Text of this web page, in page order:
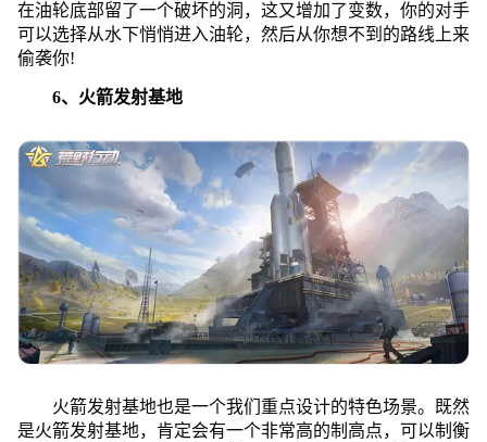
在油轮底部留了一个破坏的洞，这又增加了变数，你的对手
可以选择从水下悄悄进入油轮，然后从你想不到的路线上来
偷袭你!
6、火箭发射基地
火箭发射基地也是一个我们重点设计的特色场景。既然
是火箭发射基地，肯定会有一个非常高的制高点，可以制衡